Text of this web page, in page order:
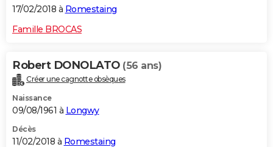
17/02/2018 à Romestaing
Famille BROCAS
Robert DONOLATO (56 ans)
Créer une cagnotte obsèques
Naissance
09/08/1961 à Longwy
Décès
11/02/2018 à Romestaing